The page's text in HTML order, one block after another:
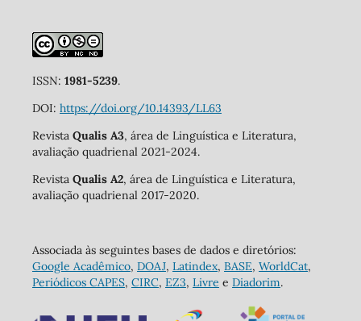
ISSN: 1981-5239.
DOI: https://doi.org/10.14393/LL63
Revista Qualis A3, área de Linguística e Literatura,
avaliação quadrienal 2021-2024.
Revista Qualis A2, área de Linguística e Literatura,
avaliação quadrienal 2017-2020.
Associada às seguintes bases de dados e diretórios:
Google Acadêmico, DOAJ, Latindex, BASE, WorldCat,
Periódicos CAPES, CIRC, EZ3, Livre e Diadorim.